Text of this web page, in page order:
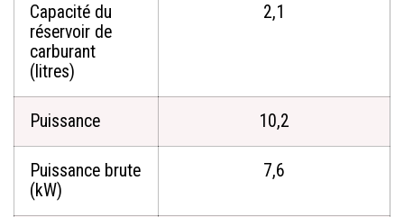
Capacité du
réservoir de
carburant
(litres)
2,1
Puissance 10,2
Puissance brute
(kW)
7,6